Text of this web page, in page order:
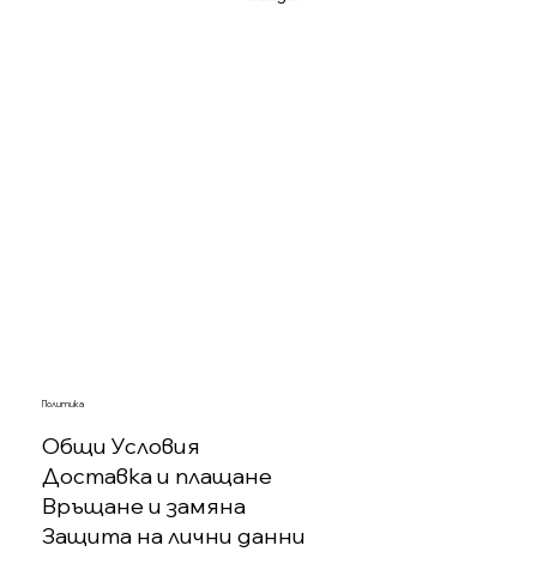
Политика
Общи Условия
Доставка и плащане
Връщане и замяна
Защита на лични данни